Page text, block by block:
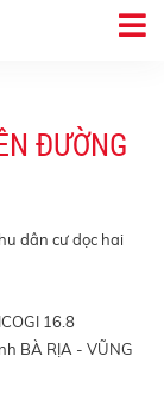
ĐƯỜNG
dân cư dọc hai
16.8
BÀ RỊA - VŨNG